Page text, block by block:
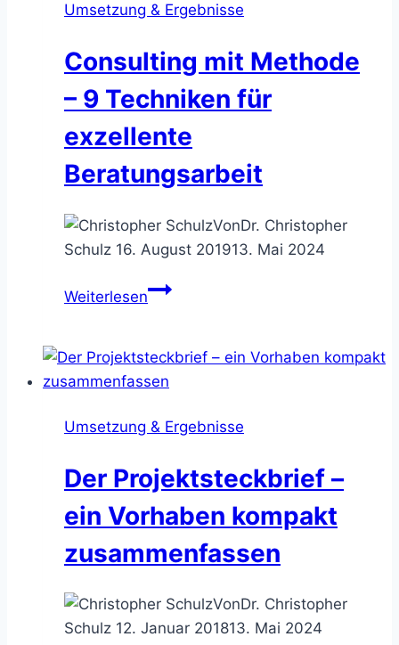
Umsetzung & Ergebnisse
Consulting mit Methode
– 9 Techniken für
exzellente
Beratungsarbeit
VonDr. Christopher
Schulz 16. August 201913. Mai 2024
WeiterlesenConsulting
–
9
für
Beratungsarbeit
Umsetzung & Ergebnisse
Der Projektsteckbrief –
ein Vorhaben kompakt
zusammenfassen
VonDr. Christopher
Schulz 12. Januar 201813. Mai 2024